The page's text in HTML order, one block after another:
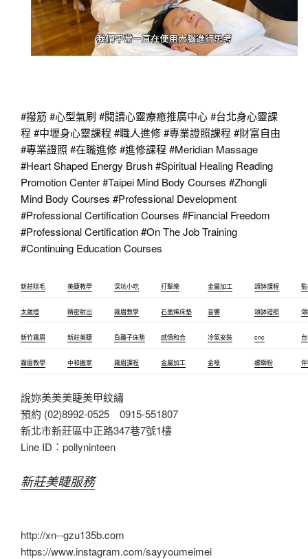
#撥筋#心型氣刷 #閱讀心靈療癒推廣中心#台北身心靈課
程 #中壢身心靈課程 #職人進修#專業證照課程 #財富自由
#專業證照 #在職進修#進修課程 #Meridian Massage
#HeartShaped Energy Brush#Spiritual Healing Reading
Promotion Center#Taipei Mind Body Courses #Zhongli
Mind Body Courses #Professional Development
#ProfessionalCertification Courses #Financial Freedom
#ProfessionalCertification#OnThe Job Training
#Continuing Education Courses
新莊除毛 美睫教學 深坑小吃 打擊樂 金屬加工 頌缽課程
太歲燈 精密射出 霧眉教學 石墨烯床墊 音響 頌缽證照
新竹霧眉 新莊美睫 負離子床墊 感情和合 冷氣安裝 cnc
霧眉教學 中和搬家 霧眉課程 金屬加工 金嗓 螺螄粉
說妳美美美睫美甲紋繡
預約 (02)8992-0525 0915-551807
新北市新莊區中正路347巷7號1樓
Line ID︰pollyninteen
新莊美睫服務
http://xn--gzu135b.com
https://www.instagram.com/sayyoumeimei